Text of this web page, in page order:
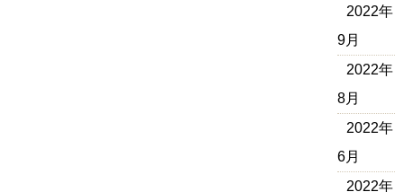
2022年
9月
2022年
8月
2022年
6月
2022年